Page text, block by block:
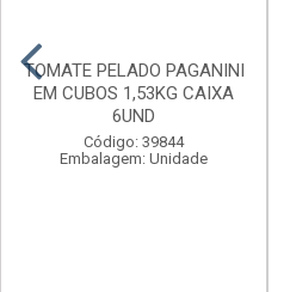
TOMATE PELADO PAGANINI
EM CUBOS 1,53KG CAIXA
6UND
Código: 39844
Embalagem: Unidade